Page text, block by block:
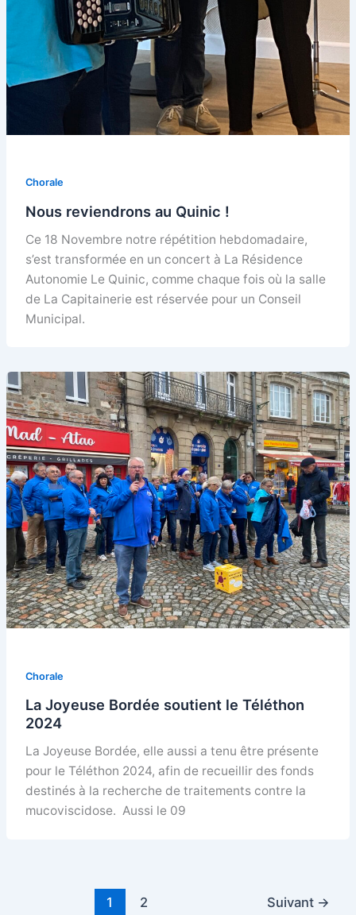
Chorale
Nous reviendrons au Quinic !
Ce 18 Novembre notre répétition hebdomadaire,
s’est transformée en un concert à La Résidence
Autonomie Le Quinic, comme chaque fois où la salle
de La Capitainerie est réservée pour un Conseil
Municipal.
Chorale
La Joyeuse Bordée soutient le Téléthon
2024
La Joyeuse Bordée, elle aussi a tenu être présente
pour le Téléthon 2024, afin de recueillir des fonds
destinés à la recherche de traitements contre la
mucoviscidose. Aussi le 09
1 2 Suivant →